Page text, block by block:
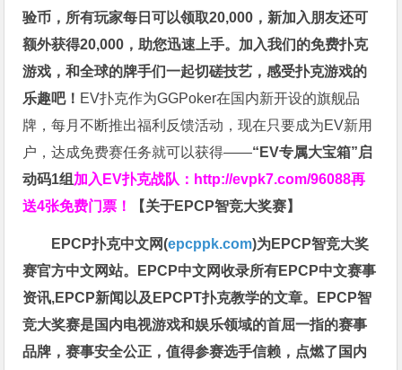
验币，所有玩家每日可以领取20,000，新加入朋友还可
额外获得20,000，助您迅速上手。 加入我们的免费扑克
游戏，和全球的牌手们一起切磋技艺，感受扑克游戏的
乐趣吧！ EV扑克作为GGPoker在国内新开设的旗舰品
牌，每月不断推出福利反馈活动，现在只要成为EV新用
户，达成免费赛任务就可以获得——“EV专属大宝箱”启
动码1组 加入EV扑克战队： http://evpk7.com/96088再
送4张免费门票！
【关于EPCP智竞大奖赛】
EPCP扑克中文网(epcppk.com)为EPCP智竞大奖
赛官方中文网站。EPCP中文网收录所有EPCP中文赛事
资讯,EPCP新闻以及EPCPT扑克教学的文章。EPCP智
竞大奖赛是国内电视游戏和娱乐领域的首屈一指的赛事
品牌，赛事安全公正，值得参赛选手信赖，点燃了国内